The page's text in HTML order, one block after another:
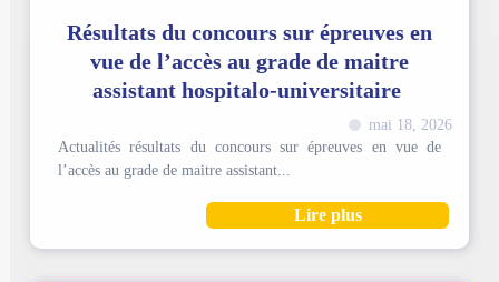
Résultats du concours sur épreuves en
vue de l’accès au grade de maitre
assistant hospitalo-universitaire
mai 18, 2026
Actualités résultats du concours sur épreuves en vue de
l’accès au grade de maitre assistant...
Lire plus